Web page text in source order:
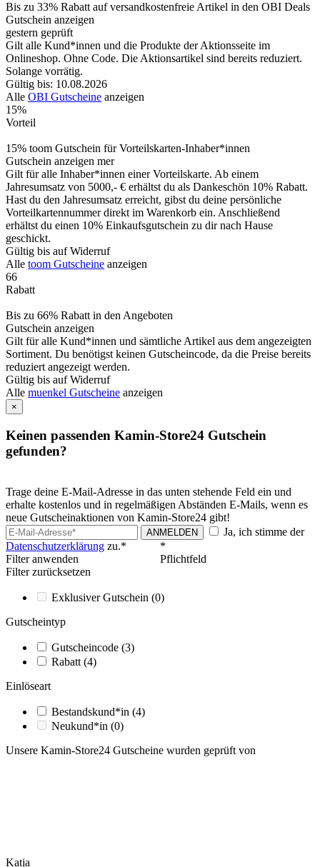
Bis zu 33% Rabatt auf versandkostenfreie Artikel in den OBI Deals
Gutschein anzeigen
gestern geprüft
Gilt alle Kund*innen und die Produkte der Aktionsseite im
Onlineshop. Ohne Code. Die Aktionsartikel sind bereits reduziert.
Solange vorrätig.
Gültig bis: 10.08.2026
Alle OBI Gutscheine anzeigen
15%
Vorteil
15% toom Gutschein für Vorteilskarten-Inhaber*innen
Gutschein anzeigen mer
Gilt für alle Inhaber*innen einer Vorteilskarte. Ab einem
Jahresumsatz von 5000,- € erhältst du als Dankeschön 10% Rabatt.
Hast du den Jahresumsatz erreicht, gibst du deine persönliche
Vorteilkartennummer direkt im Warenkorb ein. Anschließend
erhältst du einen 10% Einkaufsgutschein zu dir nach Hause
geschickt.
Gültig bis auf Widerruf
Alle toom Gutscheine anzeigen
66
Rabatt
Bis zu 66% Rabatt in den Angeboten
Gutschein anzeigen
Gilt für alle Kund*innen und sämtliche Artikel aus dem angezeigten
Sortiment. Du benötigst keinen Gutscheincode, da die Preise bereits
reduziert angezeigt werden.
Gültig bis auf Widerruf
Alle muenkel Gutscheine anzeigen
×
Keinen passenden Kamin-Store24 Gutschein
gefunden?
Trage deine E-Mail-Adresse in das unten stehende Feld ein und
erhalte kostenlos und in regelmäßigen Abständen E-Mails, wenn es
neue Gutscheinaktionen von Kamin-Store24 gibt!
ANMELDEN
Ja, ich stimme der
Datenschutzerklärung zu.*
*
Pflichtfeld
Filter anwenden
Filter zurücksetzen
Exklusiver Gutschein (0)
Gutscheintyp
Gutscheincode (3)
Rabatt (4)
Einlöseart
Bestandskund*in (4)
Neukund*in (0)
Unsere Kamin-Store24 Gutscheine wurden geprüft von
Katja